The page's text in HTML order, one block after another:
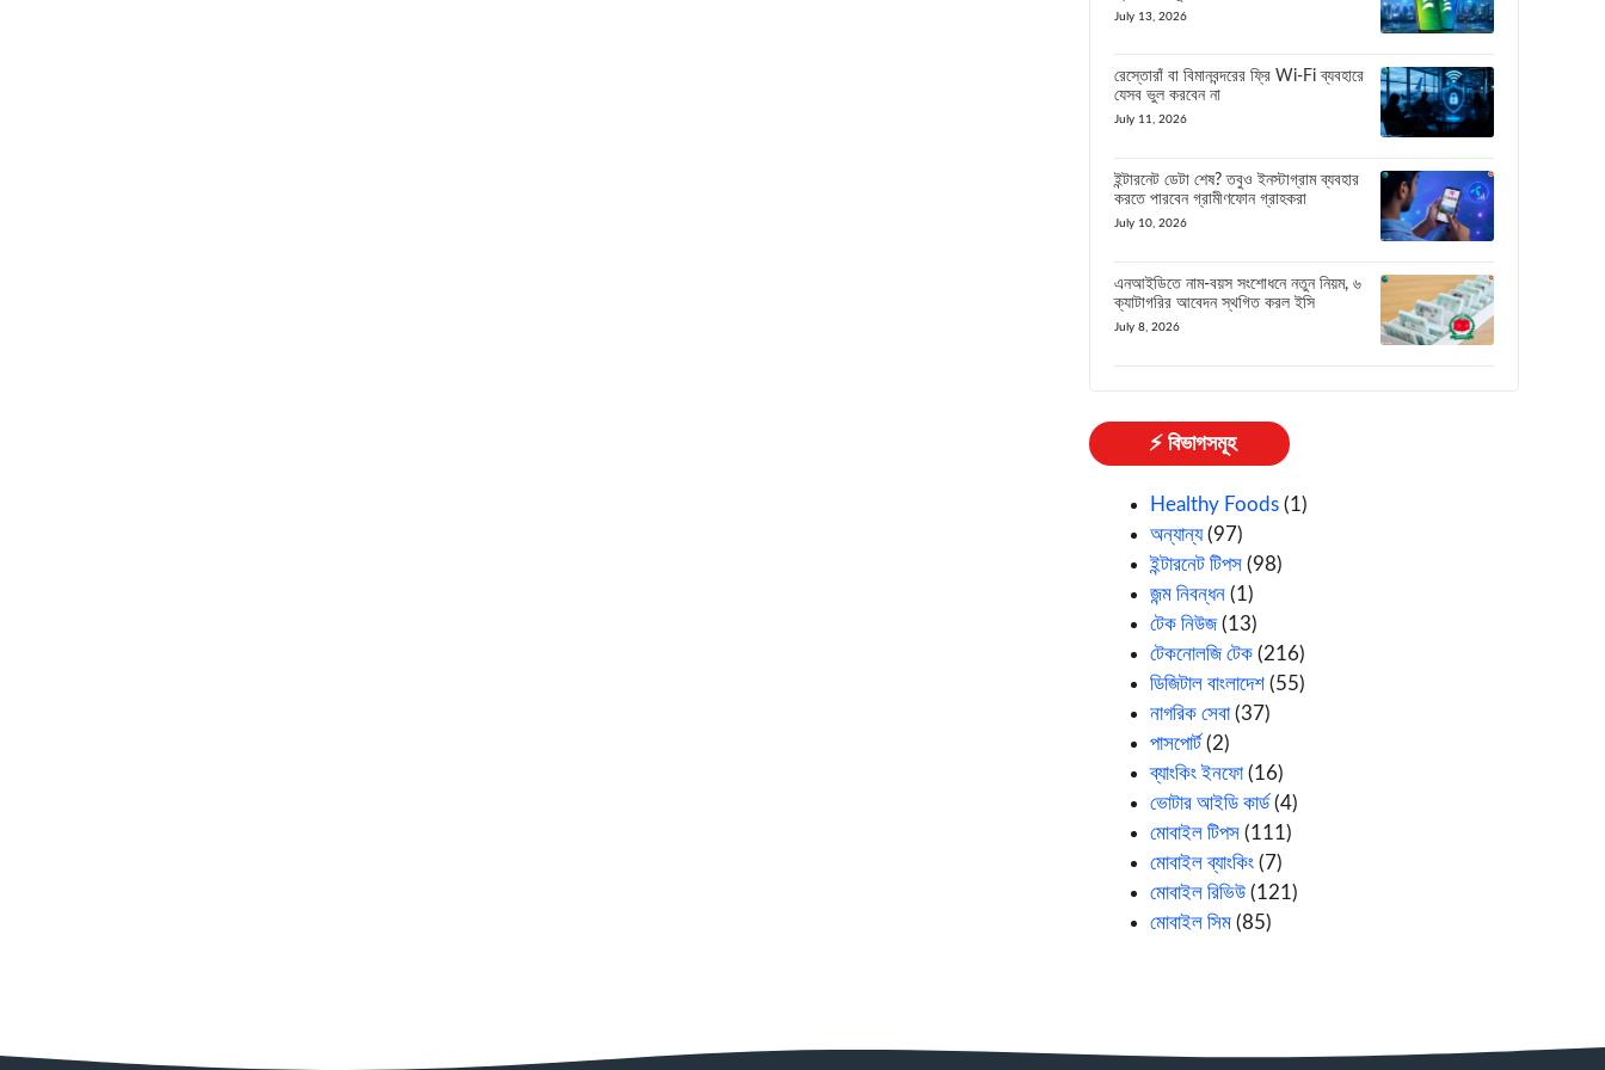
July 13, 2026
রেস্তোরাঁ বা বিমানবন্দরের ফ্রি Wi-Fi ব্যবহারে
যেসব ভুল করবেন না
July 11, 2026
ইন্টারনেট ডেটা শেষ? তবুও ইনস্টাগ্রাম ব্যবহার
করতে পারবেন গ্রামীণফোন গ্রাহকরা
July 10, 2026
এনআইডিতে নাম-বয়স সংশোধনে নতুন নিয়ম, ৬
ক্যাটাগরির আবেদন স্থগিত করল ইসি
July 8, 2026
⚡ বিভাগসমূহ
Healthy Foods (1)
অন্যান্য(97)
ইন্টারনেট টিপস (98)
জন্ম নিবন্ধন (1)
টেক নিউজ(13)
টেকনোলজি টেক (216)
ডিজিটাল বাংলাদেশ (55)
নাগরিক সেবা(37)
পাসপোর্ট (2)
ব্যাংকিং ইনফো(16)
ভোটার আইডি কার্ড (4)
মোবাইল টিপস (111)
মোবাইল ব্যাংকিং (7)
মোবাইল রিভিউ (121)
মোবাইল সিম (85)